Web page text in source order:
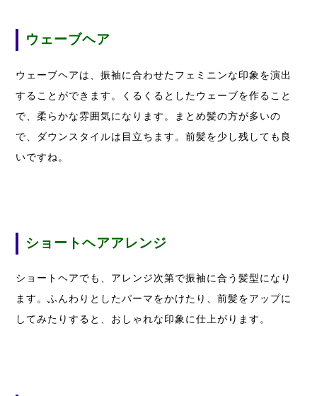
ウェーブヘア
ウェーブヘアは、振袖に合わせたフェミニンな印象を演出
することができます。くるくるとしたウェーブを作ること
で、柔らかな雰囲気になります。まとめ髪の方が多いの
で、ダウンスタイルは目立ちます。前髪を少し残しても良
いですね。
ショートヘアアレンジ
ショートヘアでも、アレンジ次第で振袖に合う髪型になり
ます。ふんわりとしたパーマをかけたり、前髪をアップに
してみたりすると、おしゃれな印象に仕上がります。